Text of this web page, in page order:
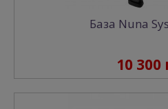
База Nuna
10 300